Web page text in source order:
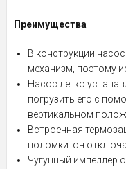
Преимущества
В конструкции
механизм, поэтому
Насос легко
погрузить его с
вертикальном
Встроенная
поломки: он
Чугунный импеллер